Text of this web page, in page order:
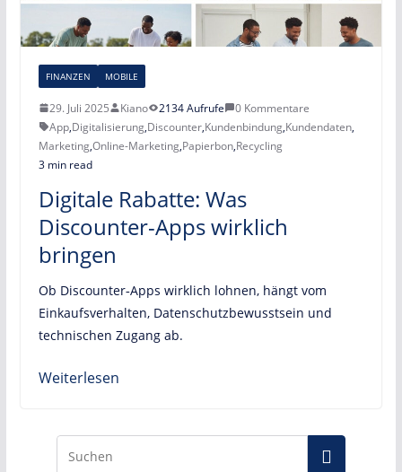
FINANZEN MOBILE
29. Juli 2025 Kiano 2134 Aufrufe
0 Kommentare
App,Digitalisierung,Discounter,Kundenbindung,Kundendaten,
Marketing,Online-Marketing,Papierbon,Recycling
3 min read
Digitale Rabatte: Was
Discounter-Apps wirklich
bringen
Ob Discounter‑Apps wirklich lohnen, hängt vom
Einkaufsverhalten, Datenschutzbewusstsein und
technischen Zugang ab.
Weiterlesen